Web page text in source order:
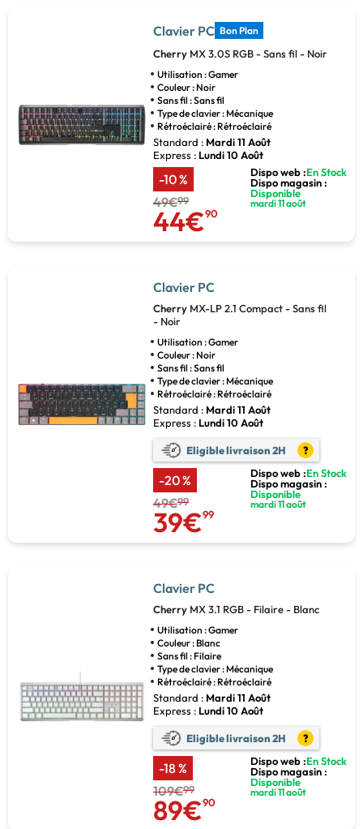
Clavier PC Bon Plan
Cherry MX 3.0S RGB - Sans fil - Noir
Utilisation : Gamer
Couleur : Noir
Sans fil : Sans fil
Type de clavier : Mécanique
Rétroéclairé : Rétroéclairé
Standard : Mardi 11 Août
Express : Lundi 10 Août
-10 %
49€99
44€90
Dispo web :En Stock
Dispo magasin :
Disponible
mardi 11 août
Clavier PC
Cherry MX-LP 2.1 Compact - Sans fil
- Noir
Utilisation : Gamer
Couleur : Noir
Sans fil : Sans fil
Type de clavier : Mécanique
Rétroéclairé : Rétroéclairé
Standard : Mardi 11 Août
Express : Lundi 10 Août
Eligible livraison 2H ?
-20 %
49€99
39€99
Dispo web :En Stock
Dispo magasin :
Disponible
mardi 11 août
Clavier PC
Cherry MX 3.1 RGB - Filaire - Blanc
Utilisation : Gamer
Couleur : Blanc
Sans fil : Filaire
Type de clavier : Mécanique
Rétroéclairé : Rétroéclairé
Standard : Mardi 11 Août
Express : Lundi 10 Août
Eligible livraison 2H ?
-18 %
109€99
89€90
Dispo web :En Stock
Dispo magasin :
Disponible
mardi 11 août